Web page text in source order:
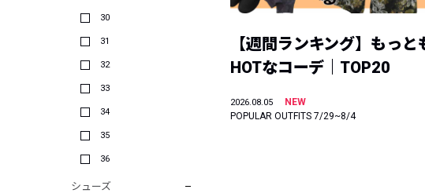
30
31
32
33
34
35
36
シューズ
【週間ランキング】もっと
HOTなコーデ｜TOP20
2026.08.05
NEW
POPULAR OUTFITS 7/29~8/4